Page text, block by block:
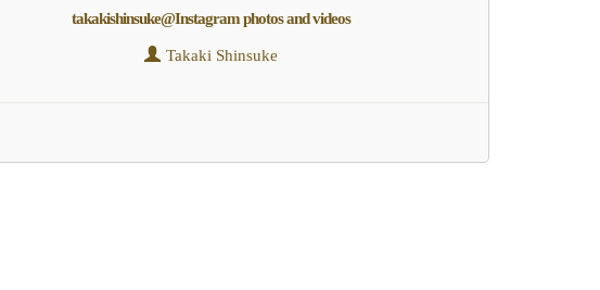
takakishinsuke@Instagram photos and videos
Takaki Shinsuke